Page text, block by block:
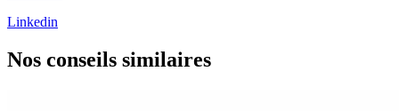
Linkedin
Nos conseils similaires